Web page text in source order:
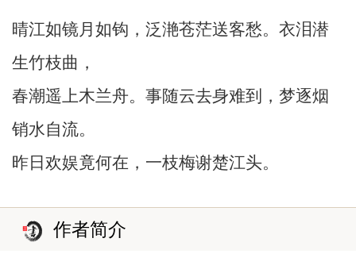
晴江如镜月如钩，泛滟苍茫送客愁。衣泪潜
生竹枝曲，
春潮遥上木兰舟。事随云去身难到，梦逐烟
销水自流。
昨日欢娱竟何在，一枝梅谢楚江头。
作者简介